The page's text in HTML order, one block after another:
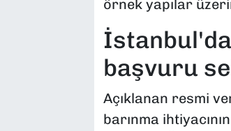
örnek yapılar
başvuru
Açıklanan resmi
barınma